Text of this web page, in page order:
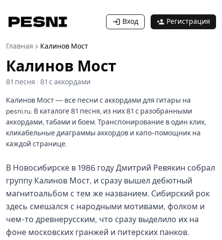
Вход Регистрация
Главная Калинов Мост
Калинов Мост
81 песня · 81 с аккордами
Калинов Мост — все песни с аккордами для гитары на
pesni.ru. В каталоге 81 песня, из них 81 с разобранными
аккордами, табами и боем. Транспонирование в один клик,
кликабельные диаграммы аккордов и капо-помощник на
каждой странице.
В Новосибирске в 1986 году Дмитрий Ревякин собрал
группу Калинов Мост, и сразу вышел дебютный
магнитоальбом с тем же названием. Сибирский рок
здесь смешался с народными мотивами, фолком и
чем-то древнерусским, что сразу выделило их на
фоне московских гранжей и питерских панков.